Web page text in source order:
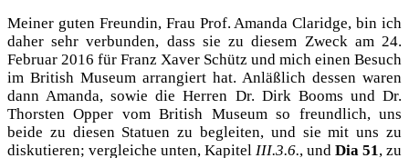
Meiner guten Freundin, Frau Prof. Amanda Claridge, bin ich
daher sehr verbunden, dass sie zu diesem Zweck am 24.
Februar 2016 für Franz Xaver Schütz und mich einen Besuch
im British Museum arrangiert hat. Anläßlich dessen waren
dann Amanda, sowie die Herren Dr. Dirk Booms und Dr.
Thorsten Opper vom British Museum so freundlich, uns
beide zu diesen Statuen zu begleiten, und sie mit uns zu
diskutieren; vergleiche unten, Kapitel III.3.6., und Dia 51, zu